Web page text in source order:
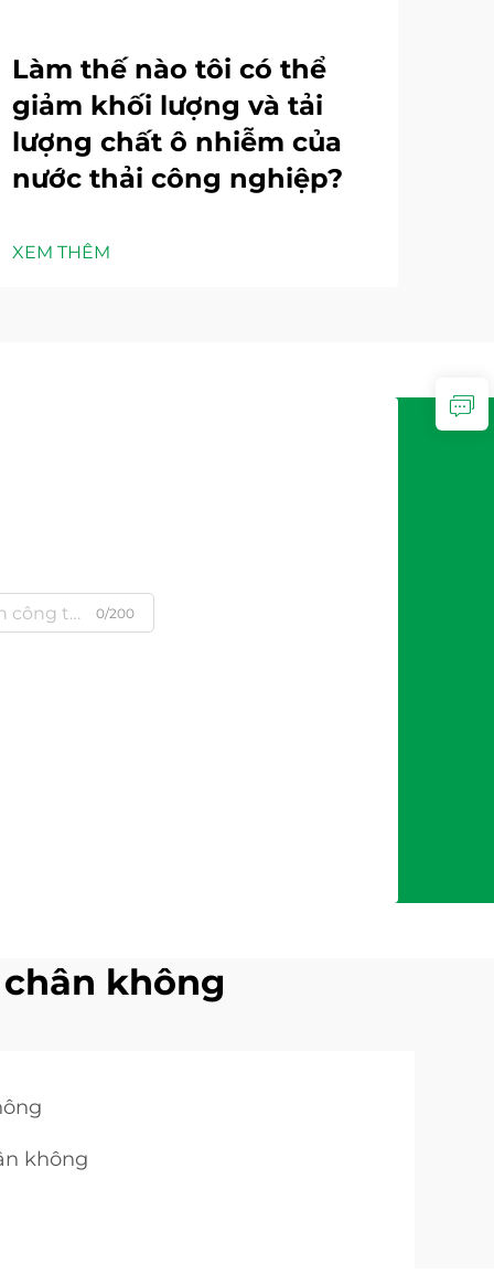
Làm thế nào tôi có thể
giảm khối lượng và tải
lượng chất ô nhiễm của
nước thải công nghiệp?
XEM THÊM
0/200
không
không